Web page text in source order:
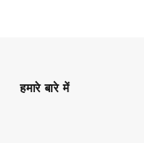
हमारे बारे में